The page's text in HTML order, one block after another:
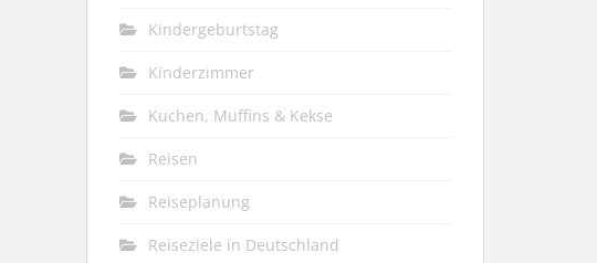
Kindergeburtstag
Kinderzimmer
Kuchen, Muffins & Kekse
Reisen
Reiseplanung
Reiseziele in Deutschland